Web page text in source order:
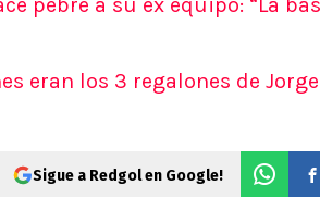
eran los 3 regalones de
Sigue a Redgol en Google!